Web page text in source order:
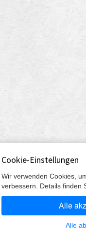
Cookie-Einstellungen
Wir verwenden Cookies,
verbessern. Details finden
Alle
Alle